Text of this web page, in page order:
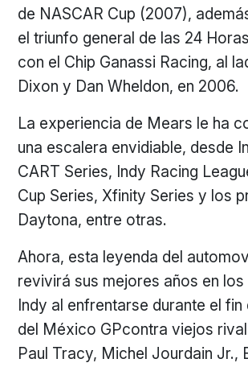
de NASCAR Cup (2007),
el triunfo general de las 24
con el Chip Ganassi Racing, al
Dixon y Dan Wheldon, en 2006.
La experiencia de Mears le ha
una escalera envidiable, desde
CART Series, Indy Racing
Cup Series, Xfinity Series y los
Daytona, entre otras.
Ahora, esta leyenda del
revivirá sus mejores años en
Indy al enfrentarse durante el fin
del México GPcontra viejos
Paul Tracy, Michel Jourdain Jr.,